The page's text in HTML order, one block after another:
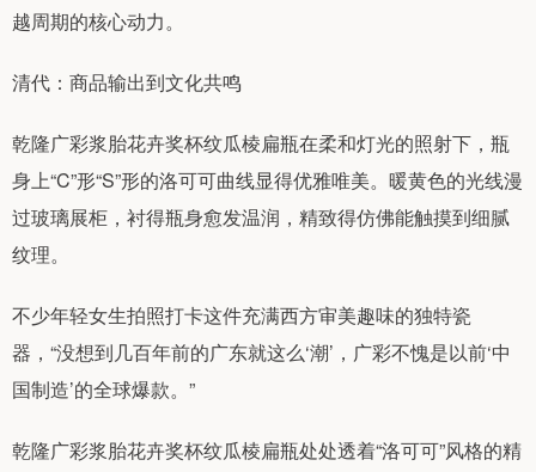
越周期的核心动力。
清代：商品输出到文化共鸣
乾隆广彩浆胎花卉奖杯纹瓜棱扁瓶在柔和灯光的照射下，瓶
身上“C”形“S”形的洛可可曲线显得优雅唯美。暖黄色的光线漫
过玻璃展柜，衬得瓶身愈发温润，精致得仿佛能触摸到细腻
纹理。
不少年轻女生拍照打卡这件充满西方审美趣味的独特瓷
器，“没想到几百年前的广东就这么‘潮’，广彩不愧是以前‘中
国制造’的全球爆款。”
乾隆广彩浆胎花卉奖杯纹瓜棱扁瓶处处透着“洛可可”风格的精